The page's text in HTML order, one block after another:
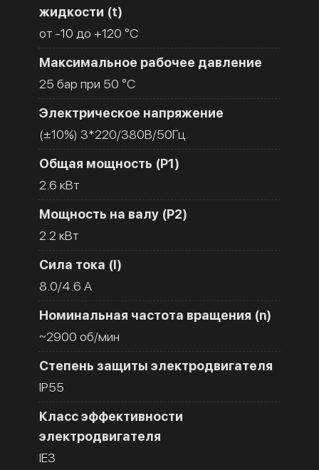
жидкости (t)
от -10 до +120 °C
Максимальное рабочее давление
25 бар при 50 °C
Электрическое напряжение
(±10%) 3*220/380В/50Гц
Общая мощность (Р1)
2.6 кВт
Мощность на валу (Р2)
2.2 кВт
Сила тока (I)
8.0/4.6 A
Номинальная частота вращения (n)
~2900 об/мин
Степень защиты электродвигателя
IP55
Класс эффективности
электродвигателя
IE3